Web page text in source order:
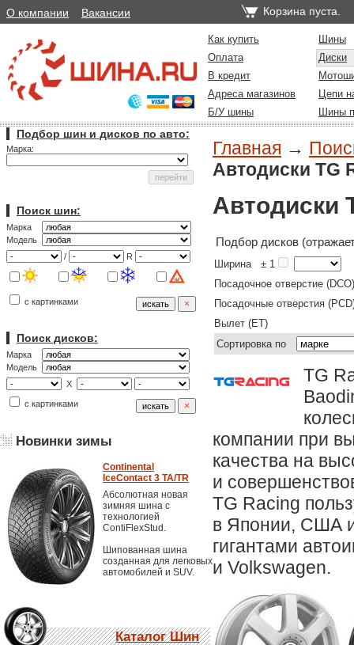
О компании Вакансии Корзина пуста.
Как купить
Шины
Оплата
Диски
В кредит
Адреса магазинов
Цепи
Б/У шины
Шины
Подбор шин и дисков по авто:
Марка:
Поиск шин:
Марка
Модель
/
R
с картинками
Поиск дисков:
Марка
Модель
X
с картинками
Новинки зимы
Continental
IceContact 3 TA/TR
Абсолютная новая
зимняя шина с
технологией
ContiFlexStud.
Шипованная шина
созданная для легковых
автомобилей и SUV.
Каталог Шин
Главная →
Автодиски TG
Автодиски
Подбор дисков
Ширина
± 1
Посадочное отверстие (DCO)
Посадочные отверстия
Вылет (ET)
Сортировка по
TG
компании при
качества на
и
TG Racing
в Японии, США и
гигантами
и Volkswagen.